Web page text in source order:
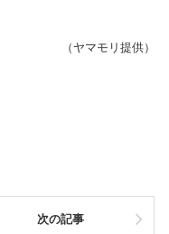
（ヤマモリ提供）
次の記事